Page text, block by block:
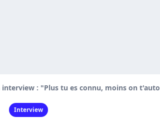
interview : "Plus tu es connu, moins on
Interview